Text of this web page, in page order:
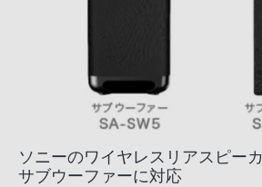
ソニーのワイヤレスリアスピー
サブウーファーに対応